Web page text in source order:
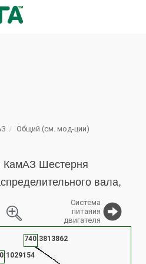
Общий (см. мод-ции)
Шестерня
вала,
%
Система
питания
двигателя
740.3813862